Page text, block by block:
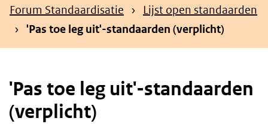
zoekterm
Kruimelpad
Forum Standaardisatie
Lijst open standaarden
'Pas toe leg uit'-standaarden (verplicht)
'Pas toe leg uit'-standaarden
(verplicht)